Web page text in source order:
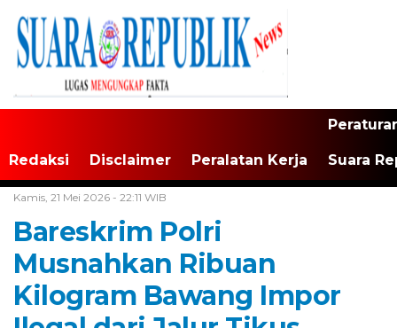
Redaksi Disclaimer Peralatan Kerja Suara
Kamis, 21 Mei 2026 - 22:11 WIB
Bareskrim Polri
Musnahkan Ribuan
Kilogram Bawang Impor